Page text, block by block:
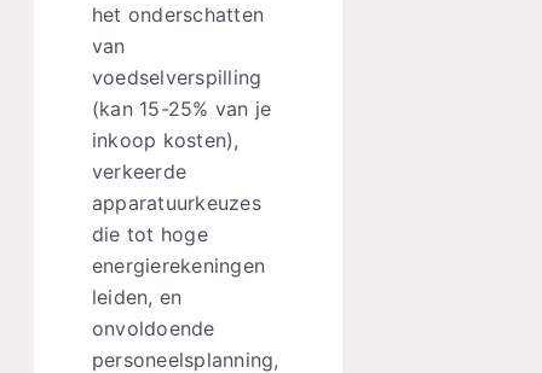
het onderschatten
van
voedselverspilling
(kan 15-25% van je
inkoop kosten),
verkeerde
apparatuurkeuzes
die tot hoge
energierekeningen
leiden, en
onvoldoende
personeelsplanning,